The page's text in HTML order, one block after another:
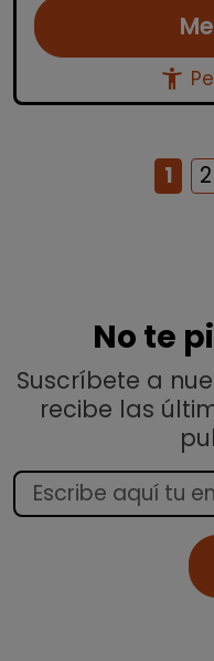
accessibility_new
1 2
No te
Suscríbete a
recibe las